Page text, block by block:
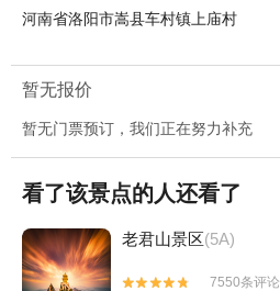
河南省洛阳市嵩县车村镇上庙村
暂无报价
暂无门票预订，我们正在努力补充
看了该景点的人还看了
老君山景区(5A)


7550条评论